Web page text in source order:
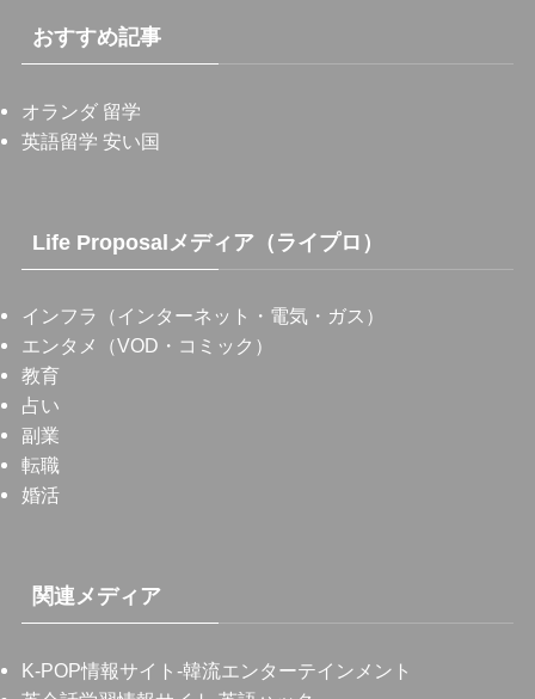
おすすめ記事
オランダ 留学
英語留学 安い国
Life Proposalメディア（ライプロ）
インフラ（インターネット・電気・ガス）
エンタメ（VOD・コミック）
教育
占い
副業
転職
婚活
関連メディア
K-POP情報サイト -韓流エンターテインメント